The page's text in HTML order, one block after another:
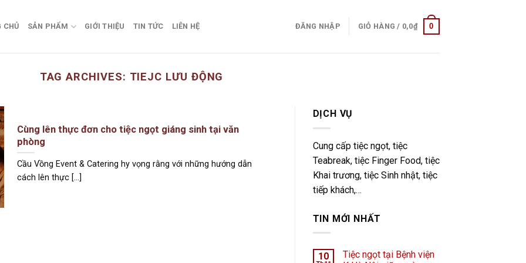
CHỦ SẢN PHẨM GIỚI THIỆU TIN TỨC LIÊN HỆ ĐĂNG NHẬP GIỎ HÀNG / 0,0₫ 0
TAG ARCHIVES: TIEJC LƯU ĐỘNG
Cùng lên thực đơn cho tiệc ngọt giáng sinh tại văn
phòng
Cầu Vồng Event & Catering hy vọng rằng với những hướng dẫn
cách lên thực [...]
DỊCH VỤ
Cung cấp tiệc ngọt, tiệc
Teabreak, tiệc Finger Food, tiệc
Khai trương, tiệc Sinh nhật, tiệc
tiếp khách,…
TIN MỚI NHẤT
10
Tiệc ngọt tại Bệnh viện